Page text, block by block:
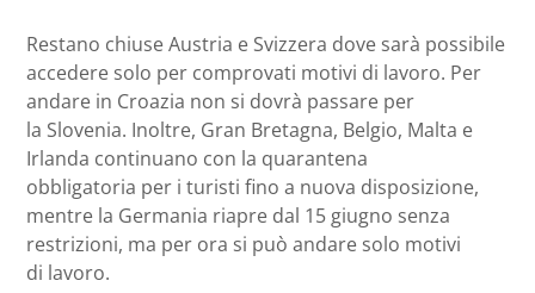
Restano chiuse Austria e Svizzera dove sarà possibile
accedere solo per comprovati motivi di lavoro. Per
andare in Croazia non si dovrà passare per
la Slovenia. Inoltre, Gran Bretagna, Belgio, Malta e
Irlanda continuano con la quarantena
obbligatoria per i turisti fino a nuova disposizione,
mentre la Germania riapre dal 15 giugno senza
restrizioni, ma per ora si può andare solo motivi
di lavoro.